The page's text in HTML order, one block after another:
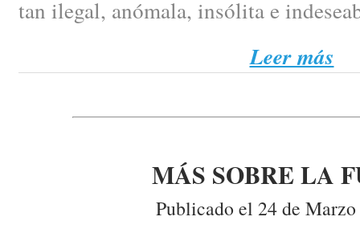
tan ilegal, anómala, insólita e
Leer más
MÁS SOBRE LA
Publicado el 24 de